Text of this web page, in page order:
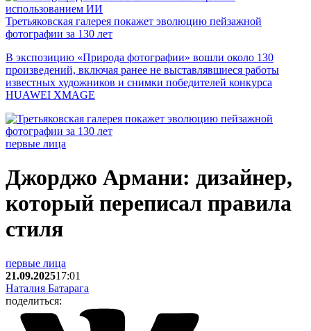
Третьяковская галерея покажет эволюцию пейзажной
фотографии за 130 лет
В экспозицию «Природа фотографии» вошли около 130
произведений, включая ранее не выставлявшиеся работы
известных художников и снимки победителей конкурса
HUAWEI XMAGE
первые лица
Джорджо Армани: дизайнер,
который переписал правила
стиля
первые лица
21.09.202517:01
Наталия Батарага
поделиться: